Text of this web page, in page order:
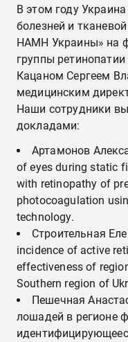
В этом году
болезней и
НАМН Украины» на
группы
Кацаном Сергеем
медицинским
Наши сотрудники
докладами:
Артамонов
of eyes during static
with retinopathy of
photocoagulation
technology.
Строительная
incidence of active
effectiveness of
Southern region of
Пешечная
лошадей в регионе